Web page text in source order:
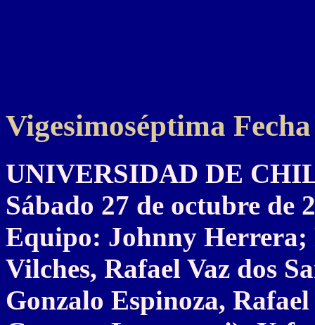
Vigesimoséptima Fecha
UNIVERSIDAD DE
Sábado 27 de octubre de
Equipo: Johnny
Vilches, Rafael Vaz dos
Gonzalo Espinoza,